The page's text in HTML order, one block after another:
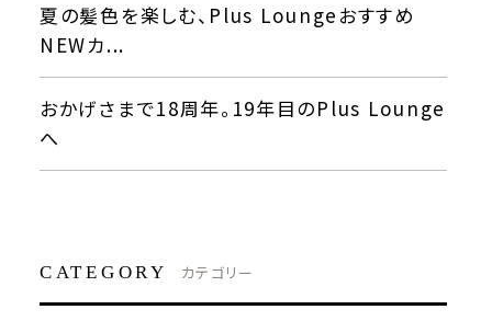
夏の髪色を楽しむ、Plus Loungeおすすめ
NEWカ...
おかげさまで18周年。19年目のPlus Lounge
へ
CATEGORY カテゴリー